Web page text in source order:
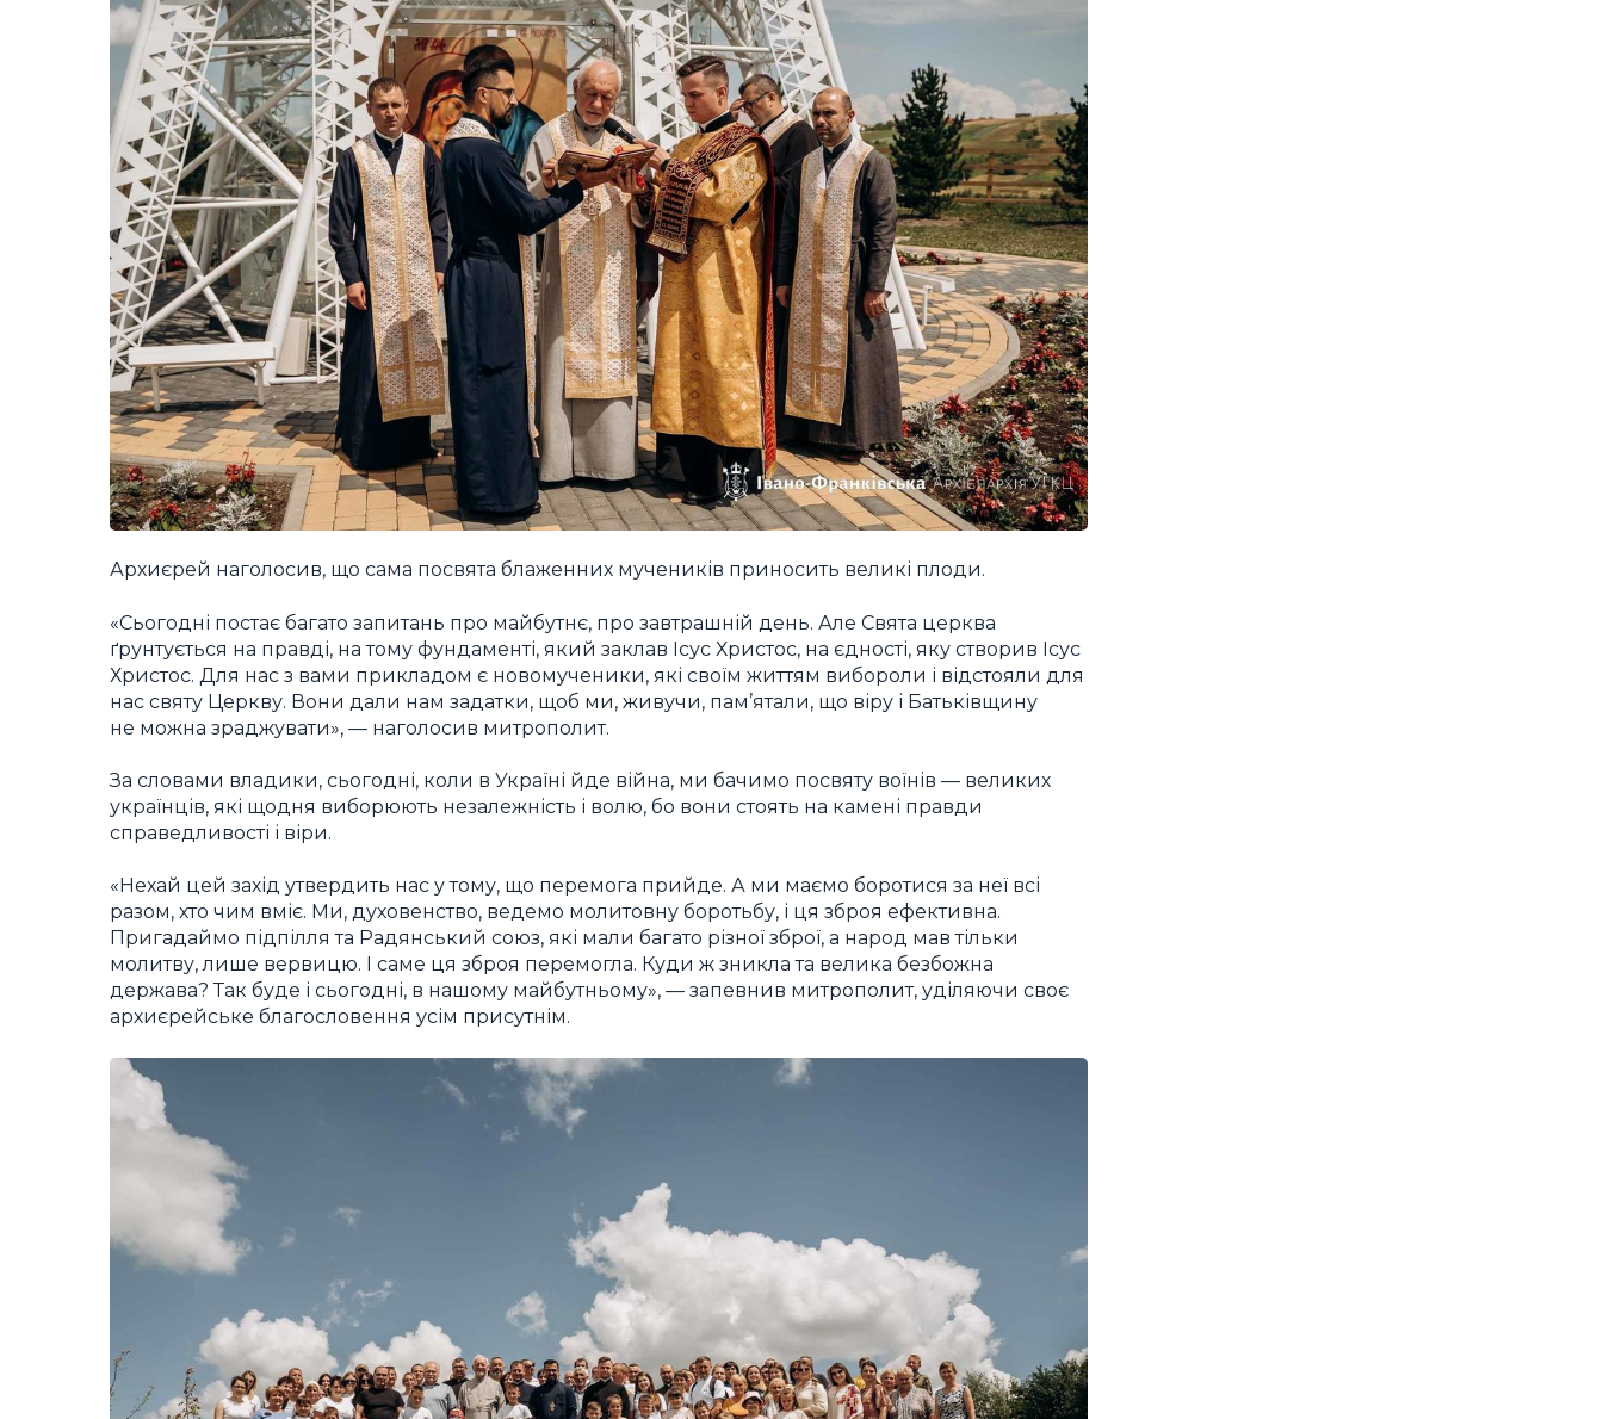
Архиєрей наголосив, що сама посвята блаженних мучеників приносить великі плоди.
«Сьогодні постає багато запитань про майбутнє, про завтрашній день. Але Свята церква
ґрунтується на правді, на тому фундаменті, який заклав Ісус Христос, на єдності, яку створив Ісус
Христос. Для нас з вами прикладом є новомученики, які своїм життям вибороли і відстояли для
нас святу Церкву. Вони дали нам задатки, щоб ми, живучи, пам’ятали, що віру і Батьківщину
не можна зраджувати», — наголосив митрополит.
За словами владики, сьогодні, коли в Україні йде війна, ми бачимо посвяту воїнів — великих
українців, які щодня виборюють незалежність і волю, бо вони стоять на камені правди
справедливості і віри.
«Нехай цей захід утвердить нас у тому, що перемога прийде. А ми маємо боротися за неї всі
разом, хто чим вміє. Ми, духовенство, ведемо молитовну боротьбу, і ця зброя ефективна.
Пригадаймо підпілля та Радянський союз, які мали багато різної зброї, а народ мав тільки
молитву, лише вервицю. І саме ця зброя перемогла. Куди ж зникла та велика безбожна
держава? Так буде і сьогодні, в нашому майбутньому», — запевнив митрополит, уділяючи своє
архиєрейське благословення усім присутнім.